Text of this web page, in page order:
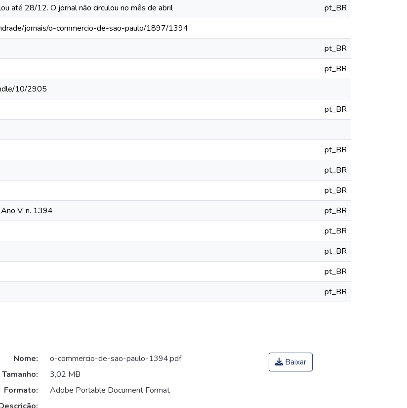
até 28/12. O jornal não circulou no mês de abril
pt_BR
jornais/o-commercio-de-sao-paulo/1897/1394
pt_BR
pt_BR
10/2905
pt_BR
pt_BR
pt_BR
pt_BR
V, n. 1394
pt_BR
pt_BR
pt_BR
pt_BR
pt_BR
Nome:
o-commercio-de-sao-paulo-1394.pdf
Tamanho:
3,02 MB
Formato:
Adobe Portable Document Format
Baixar